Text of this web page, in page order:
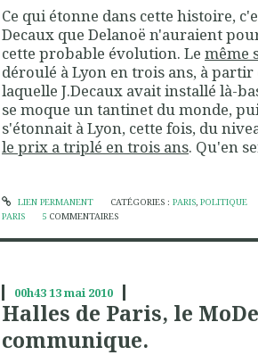
Ce qui étonne dans cette histoire,
Decaux que Delanoë n'auraient
cette probable évolution. Le même
déroulé à Lyon en trois ans, à partir
laquelle J.Decaux avait installé là-
se moque un tantinet du monde,
s'étonnait à Lyon, cette fois, du
le prix a triplé en trois ans. Qu'en
LIEN PERMANENT CATÉGORIES : PARIS, POLITIQUE
PARIS
5 COMMENTAIRES
00h4313mai 2010
Halles de Paris, le
communique.